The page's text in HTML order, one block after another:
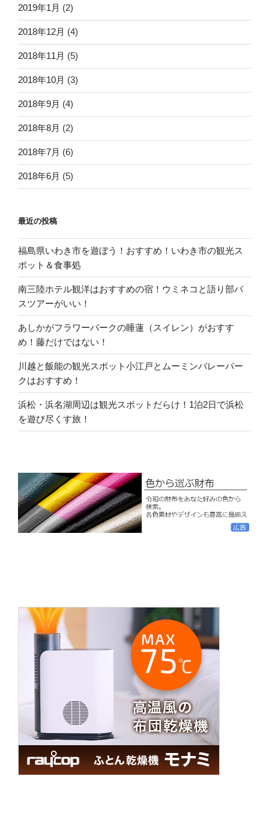
2019年1月 (2)
2018年12月 (4)
2018年11月 (5)
2018年10月 (3)
2018年9月 (4)
2018年8月 (2)
2018年7月 (6)
2018年6月 (5)
最近の投稿
福島県いわき市を遊ぼう！おすすめ！いわき市の観光ス
ポット＆食事処
南三陸ホテル観洋はおすすめの宿！ウミネコと語り部バ
スツアーがいい！
あしかがフラワーパークの睡蓮（スイレン）がおすす
め！藤だけではない！
川越と飯能の観光スポット小江戸とムーミンバレーパー
クはおすすめ！
浜松・浜名湖周辺は観光スポットだらけ！1泊2日で浜松
を遊び尽くす旅！